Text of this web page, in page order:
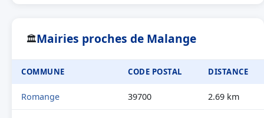
🏛Mairies proches de Malange
COMMUNE CODE POSTAL DISTANCE
Romange 39700 2.69 km